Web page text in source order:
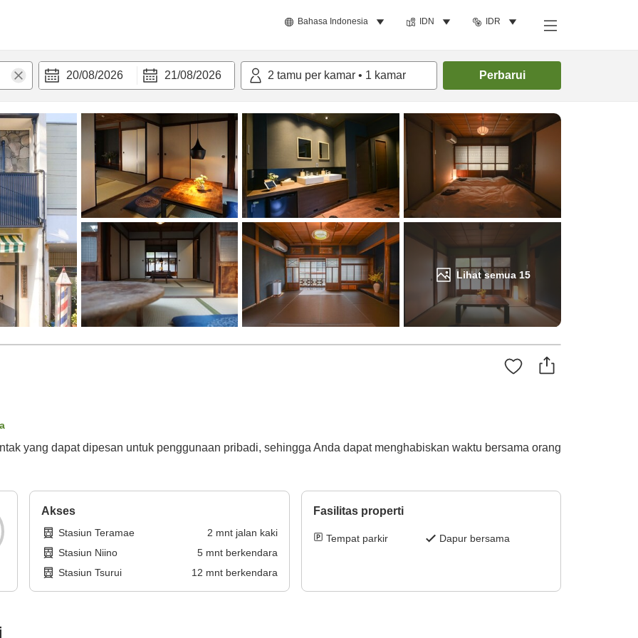
Bahasa Indonesia IDN IDR
20/08/2026 21/08/2026 2 tamu per kamar • 1 kamar Perbarui
Lihat semua 15
Cari kamar
yang dapat dipesan untuk penggunaan pribadi, sehingga Anda dapat menghabiskan waktu bersama orang
Akses
Stasiun Teramae 2 mnt jalan kaki
Stasiun Niino
5mnt berkendara
Stasiun Tsurui
12 mnt berkendara
Fasilitas properti
Tempat parkir Dapur bersama